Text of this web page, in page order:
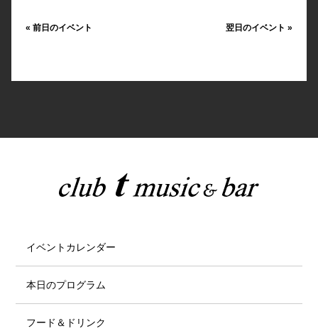
« 前日のイベント 翌日のイベント»
イベントカレンダー
本日のプログラム
フード＆ドリンク